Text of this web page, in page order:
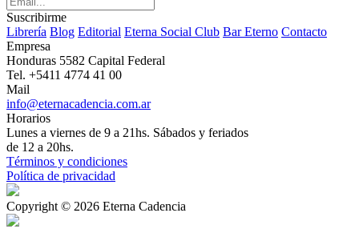
Suscribirme
Librería Blog Editorial Eterna Social Club Bar Eterno Contacto
Empresa
Honduras 5582 Capital Federal
Tel. +5411 4774 41 00
Mail
info@eternacadencia.com.ar
Horarios
Lunes a viernes de 9 a 21hs. Sábados y feriados
de 12 a 20hs.
Términos y condiciones
Política de privacidad
Copyright © 2026 Eterna Cadencia